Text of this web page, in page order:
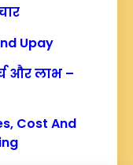
Upay
और लाभ –
Cost And